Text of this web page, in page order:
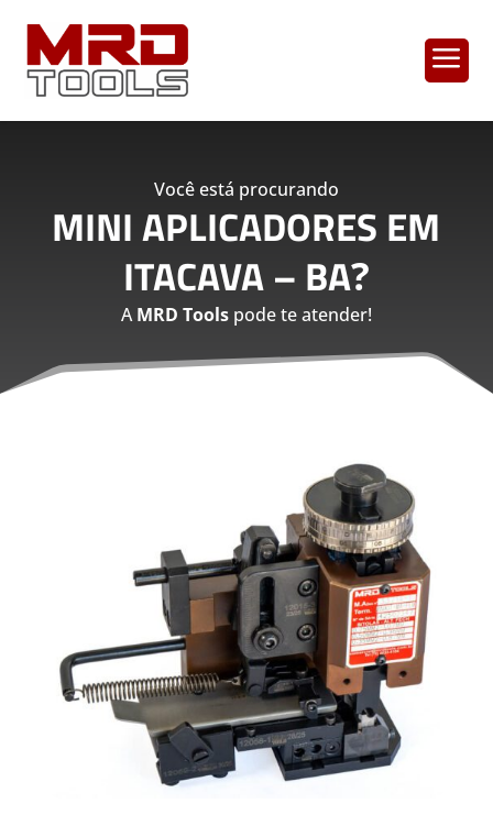
a
Você está procurando
MINI APLICADORES EM
ITACAVA – BA?
AMRD Toolspode te atender!